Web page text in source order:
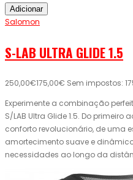
Adicionar
Salomon
S-LAB ULTRA GLIDE 1.5
250,00€175,00€ Sem impostos:
Experimente a combinação
S/LAB Ultra Glide 1.5. Do
conforto revolucionário, de uma
amortecimento suave e
necessidades ao longo da